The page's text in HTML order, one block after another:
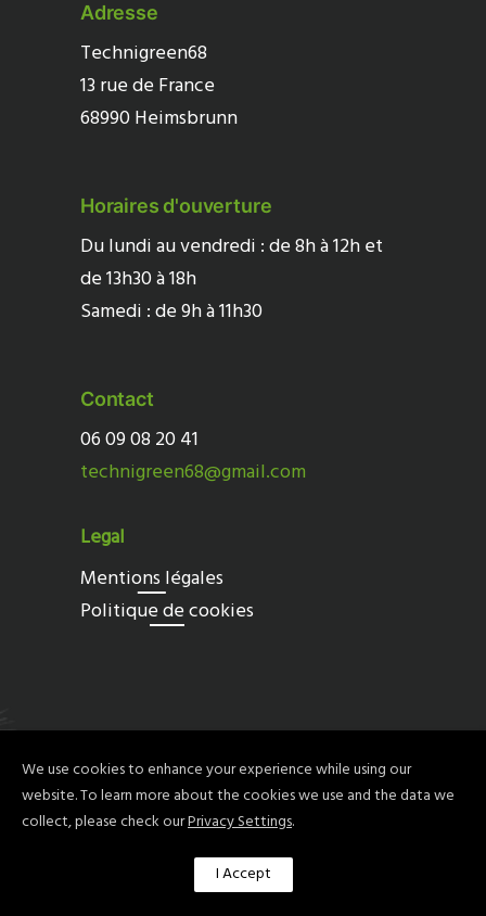
Adresse
Technigreen68
13 rue de France
68990 Heimsbrunn
Horaires d'ouverture
Du lundi au vendredi : de 8h à 12h et
de 13h30 à 18h
Samedi : de 9h à 11h30
Contact
06 09 08 20 41
technigreen68@gmail.com
Legal
Mentions légales
Politique de cookies
Copyright 2022 @ Agence HOP
We use cookies to enhance your experience while using our
website. To learn more about the cookies we use and the data we
collect, please check ourPrivacy Settings.
I Accept